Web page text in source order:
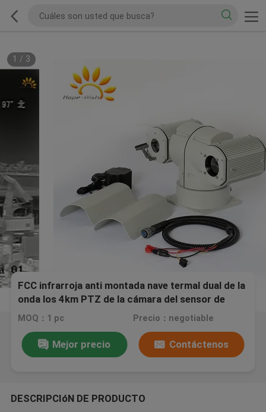
1 / 3
FCC infrarroja anti montada nave termal dual de la
onda los 4km PTZ de la cámara del sensor de
UFPA
MOQ：1 pc Precio：negotiable
Mejor precio Contáctenos
DESCRIPCIóN DE PRODUCTO